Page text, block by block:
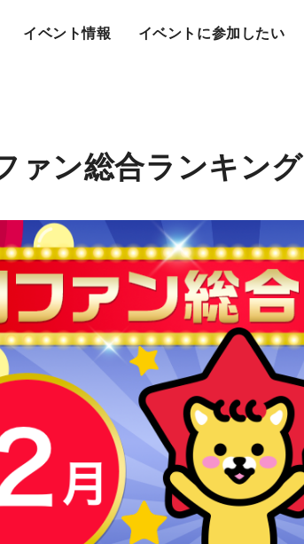
イベント情報 イベントに参加したい
ァン総合ランキング